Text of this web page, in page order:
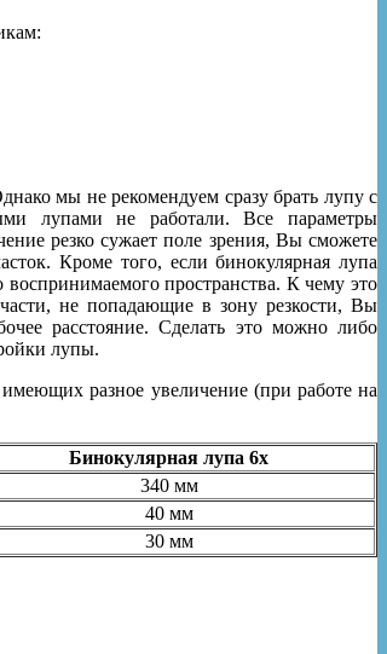
мы не рекомендуем сразу брать лупу с
лупами не работали. Все параметры
резко сужает поле зрения, Вы сможете
Кроме того, если бинокулярная лупа
воспринимаемого пространства. К чему это
не попадающие в зону резкости, Вы
расстояние. Сделать это можно либо
лупы.
разное увеличение (при работе на
Бинокулярная лупа 6х
340 мм
40 мм
30 мм